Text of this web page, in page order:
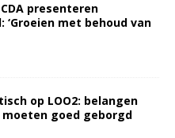
presenteren
met behoud van
op LOO2: belangen
goed geborgd